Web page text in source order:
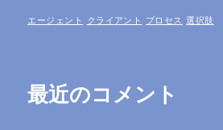
エージェント クライアント プロセス 選択肢
最近のコメント